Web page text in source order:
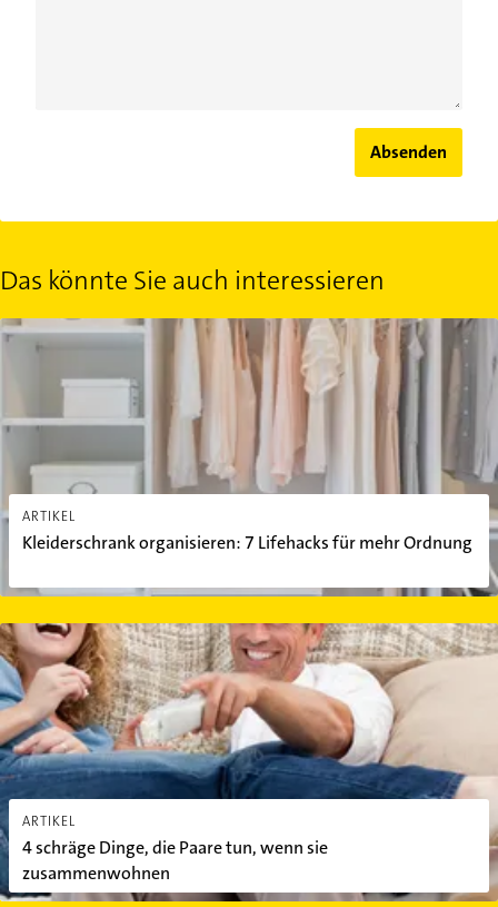
Absenden
Das könnte Sie auch interessieren
ARTIKEL
Kleiderschrank organisieren: 7 Lifehacks für mehr Ordnung
Kleiderschrank organisieren: 7 Lifehacks für mehr Ordnung
ARTIKEL
4 schräge Dinge, die Paare tun, wenn sie
zusammenwohnen
4 schräge Dinge, die Paare tun, wenn sie zusammenwohnen